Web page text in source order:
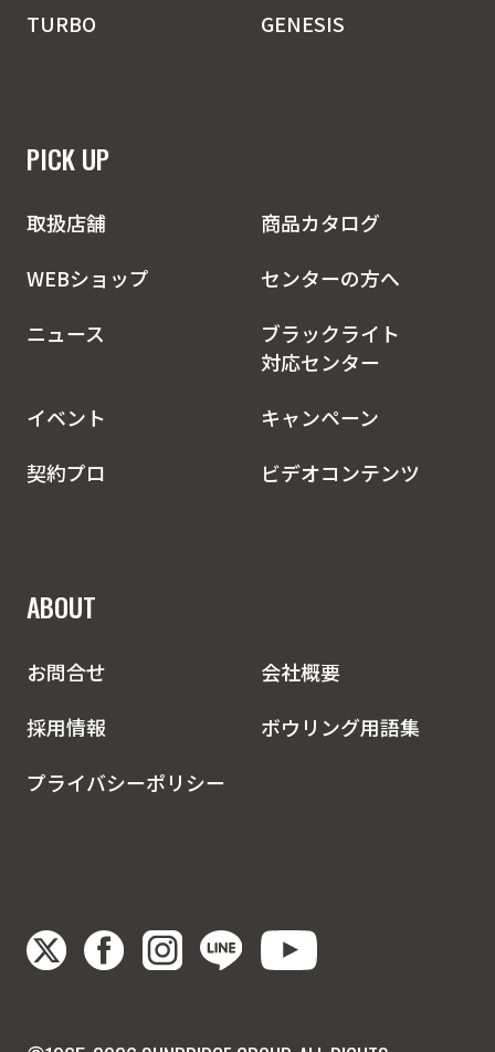
TURBO
GENESIS
PICK UP
取扱店舗
商品カタログ
WEBショップ
センターの方へ
ニュース
ブラックライト
対応センター
イベント
キャンペーン
契約プロ
ビデオコンテンツ
ABOUT
お問合せ
会社概要
採用情報
ボウリング用語集
プライバシーポリシー